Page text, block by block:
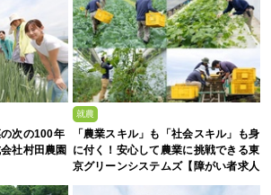
次の100年
社村田農園
就農
「農業スキル」も「社会スキル」も身
に付く！安心して農業に挑戦できる東
京グリーンシステムズ【障がい者求人
募集中】